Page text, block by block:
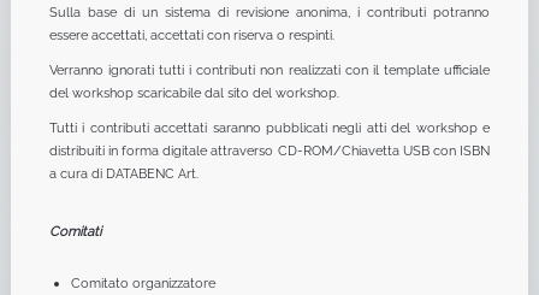
Sulla base di un sistema di revisione anonima, i contributi potranno
essere accettati, accettati con riserva o respinti.
Verranno ignorati tutti i contributi non realizzati con il template ufficiale
del workshop scaricabile dal sito del workshop.
Tutti i contributi accettati saranno pubblicati negli atti del workshop e
distribuiti in forma digitale attraverso CD-ROM/Chiavetta USB con ISBN
a cura di DATABENC Art.
Comitati
Comitato organizzatore